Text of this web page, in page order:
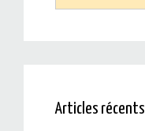
h
e
Articles récents